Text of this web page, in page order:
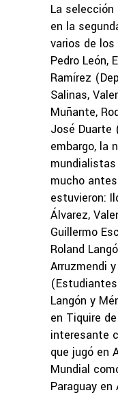
La
en la
varios de
Pedro León,
Ramírez
Salinas,
Muñante,
José Duarte
embargo, la
mundialistas
mucho
estuvieron:
Álvarez,
Guillermo
Roland
Arruzmendi
Langón y
en Tiquire
interesante
que jugó en
Mundial
Paraguay en